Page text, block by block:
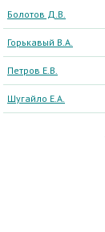
Болотов Д.В.
Горькавый В.А.
Петров Е.В.
Шугайло Е.А.